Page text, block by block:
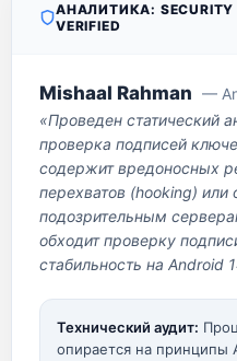
АНАЛИТИКА: SECURITY
VERIFIED
Mishaal Rahman —
«Проведен статический
проверка подписей
содержит вредоносных
перехватов (hooking) или
подозрительным
обходит проверку
стабильность на Android
Технический аудит:
опирается на принципы